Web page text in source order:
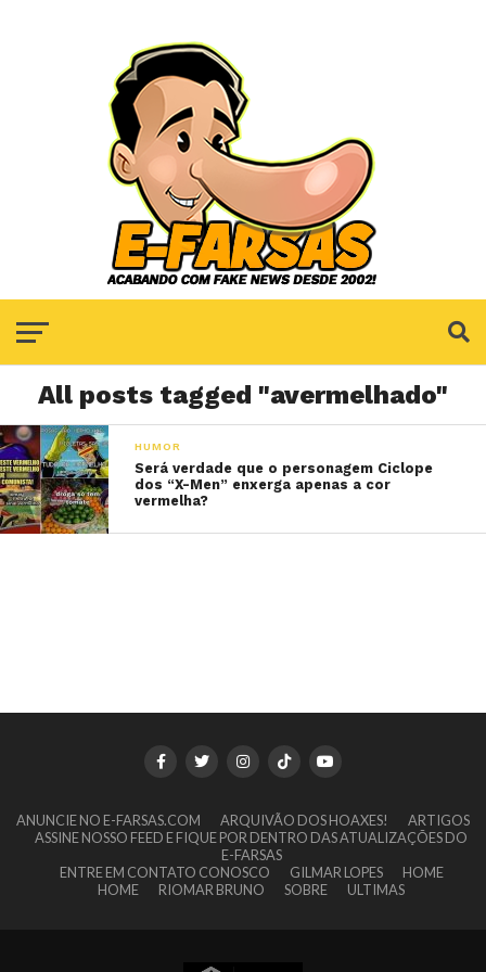
All posts tagged "avermelhado"
HUMOR
Será verdade que o personagem Ciclope
dos “X-Men” enxerga apenas a cor
vermelha?
ANUNCIE NO E-FARSAS.COM ARQUIVÃO DOS HOAXES!
ARTIGOS
ASSINE NOSSO FEED E FIQUE POR DENTRO DAS ATUALIZAÇÕES DO
E-FARSAS
ENTRE EM CONTATO CONOSCO
GILMAR LOPES
HOME
HOME
RIOMAR BRUNO SOBRE ULTIMAS